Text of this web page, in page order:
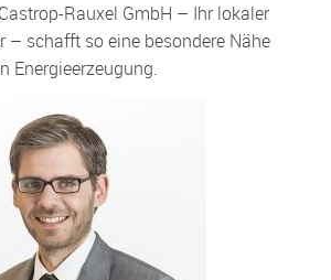
Rauxel GmbH – Ihr lokaler
– schafft so eine besondere Nähe
Energieerzeugung.